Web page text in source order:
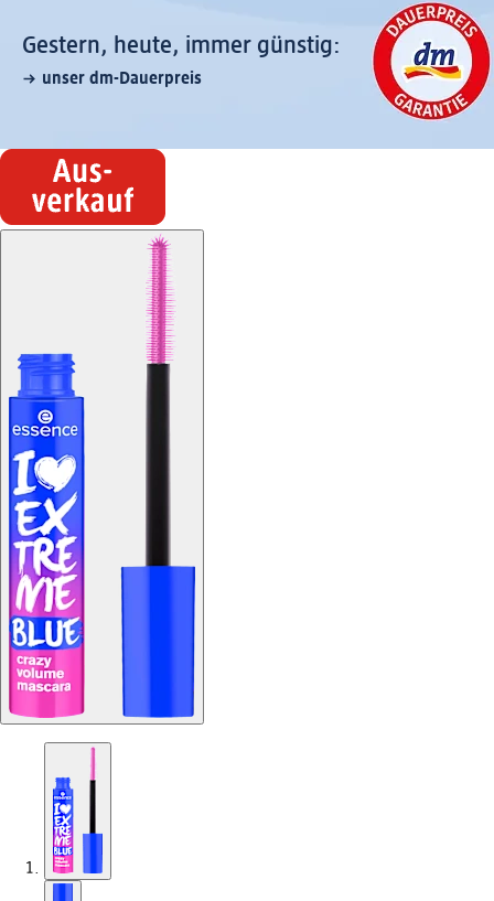
Gestern, heute, immer günstig:
unser dm-Dauerpreis